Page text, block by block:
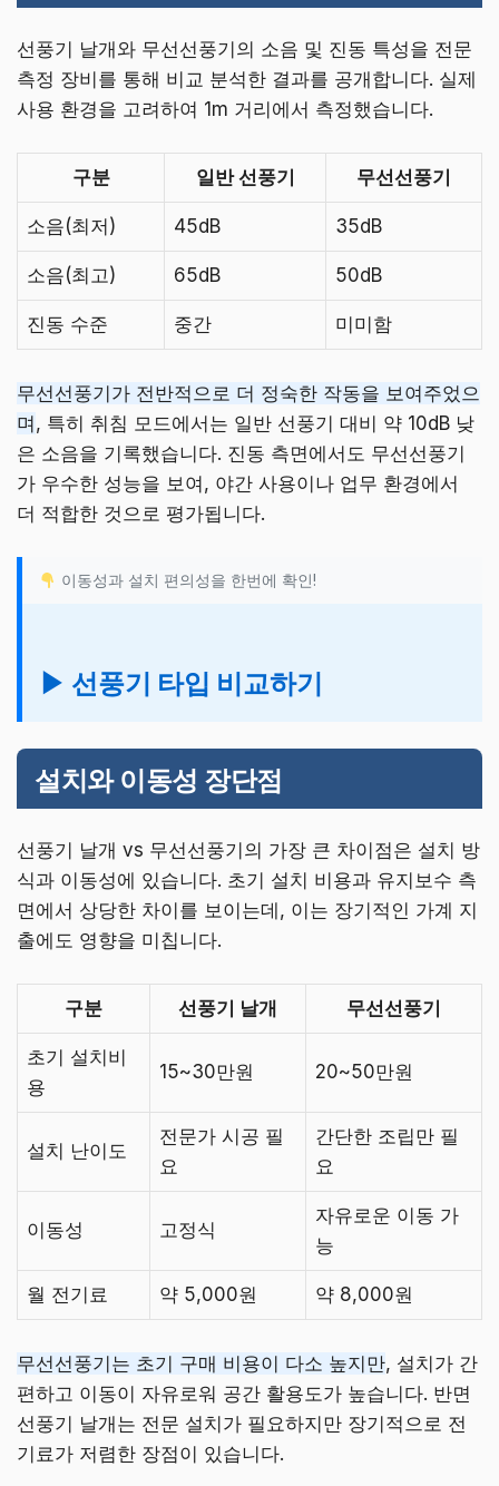
선풍기 날개와 무선선풍기의 소음 및 진동 특성을 전문
측정 장비를 통해 비교 분석한 결과를 공개합니다. 실제
사용 환경을 고려하여 1m 거리에서 측정했습니다.
구분 일반 선풍기 무선선풍기
소음(최저) 45dB 35dB
소음(최고) 65dB 50dB
진동 수준 중간 미미함
무선선풍기가 전반적으로 더 정숙한 작동을 보여주었으
며, 특히 취침 모드에서는 일반 선풍기 대비 약 10dB 낮
은 소음을 기록했습니다. 진동 측면에서도 무선선풍기
가 우수한 성능을 보여, 야간 사용이나 업무 환경에서
더 적합한 것으로 평가됩니다.
이동성과 설치 편의성을 한번에 확인!
▶ 선풍기 타입 비교하기
설치와 이동성 장단점
선풍기 날개 vs 무선선풍기의 가장 큰 차이점은 설치 방
식과 이동성에 있습니다. 초기 설치 비용과 유지보수 측
면에서 상당한 차이를 보이는데, 이는 장기적인 가계 지
출에도 영향을 미칩니다.
구분 선풍기 날개 무선선풍기
초기 설치비
용
15~30만원 20~50만원
설치 난이도
전문가 시공 필
요
간단한 조립만 필
요
이동성 고정식
자유로운 이동 가
능
월 전기료 약 5,000원 약 8,000원
무선선풍기는 초기 구매 비용이 다소 높지만, 설치가 간
편하고 이동이 자유로워 공간 활용도가 높습니다. 반면
선풍기 날개는 전문 설치가 필요하지만 장기적으로 전
기료가 저렴한 장점이 있습니다.